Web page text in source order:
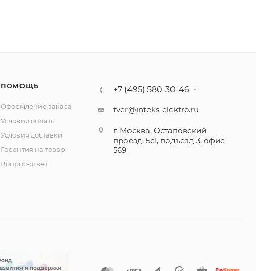
ПОМОЩЬ
Оформление заказа
Условия оплаты
Условия доставки
Гарантия на товар
Вопрос-ответ
+7 (495) 580-30-46
tver@inteks-elektro.ru
г. Москва, Остаповский
проезд, 5с1, подъезд 3, офис
569